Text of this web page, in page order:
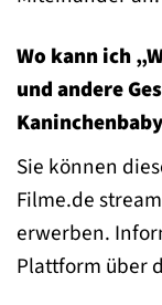
Wo kann ich
und andere
Sie können
Filme.de
erwerben.
Plattform über